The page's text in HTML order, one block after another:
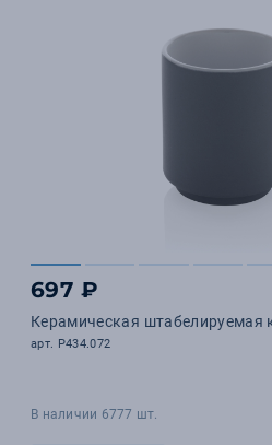
697 ₽
Керамическая штабелируемая
арт. P434.072
В наличии 6777 шт.